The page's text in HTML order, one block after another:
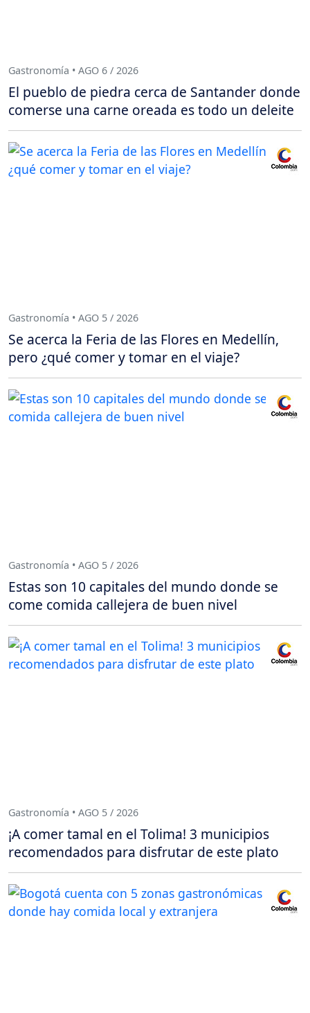
Gastronomía • AGO 6 / 2026
El pueblo de piedra cerca de Santander donde
comerse una carne oreada es todo un deleite
Gastronomía • AGO 5 / 2026
Se acerca la Feria de las Flores en Medellín,
pero ¿qué comer y tomar en el viaje?
Gastronomía • AGO 5 / 2026
Estas son 10 capitales del mundo donde se
come comida callejera de buen nivel
Gastronomía • AGO 5 / 2026
¡A comer tamal en el Tolima! 3 municipios
recomendados para disfrutar de este plato